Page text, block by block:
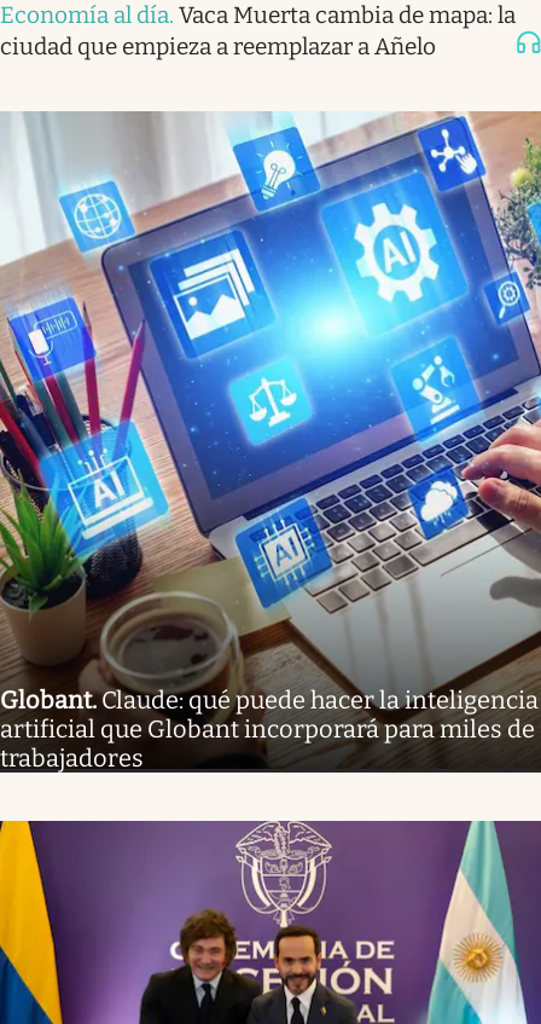
Economía al día. Vaca Muerta cambia de mapa: la
ciudad que empieza a reemplazar a Añelo
Globant.Claude: qué puede hacer la inteligencia
artificial que Globant incorporará para miles de
trabajadores